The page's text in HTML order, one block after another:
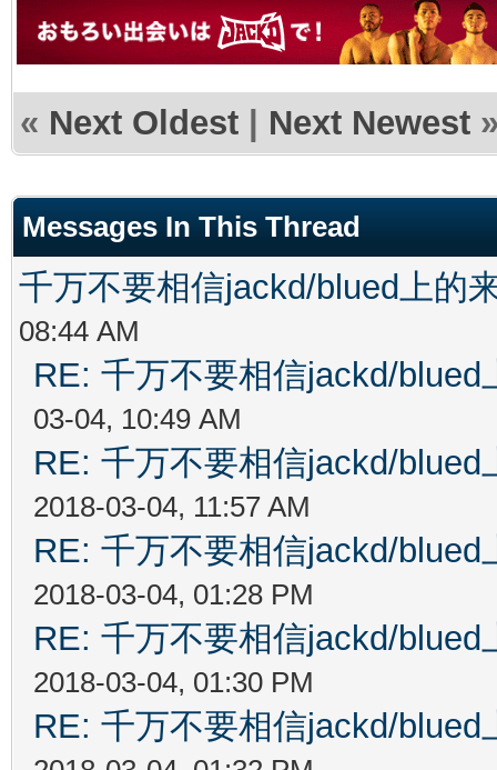
« Next Oldest | Next Newest
Messages In This Thread
千万不要相信jackd/blued上的
08:44 AM
RE: 千万不要相信jackd/
03-04, 10:49 AM
RE: 千万不要相信jackd/
2018-03-04, 11:57 AM
RE: 千万不要相信jackd/
2018-03-04, 01:28 PM
RE: 千万不要相信jackd/
2018-03-04, 01:30 PM
RE: 千万不要相信jackd/